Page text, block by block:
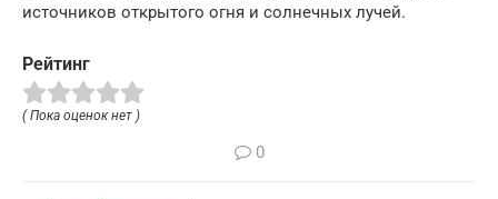
источников открытого огня и солнечных лучей.
Рейтинг
( Пока оценок нет )
0